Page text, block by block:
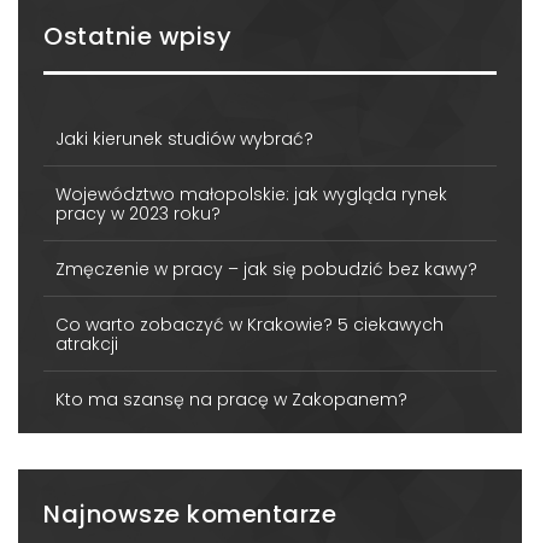
Ostatnie wpisy
Jaki kierunek studiów wybrać?
Województwo małopolskie: jak wygląda rynek
pracy w 2023 roku?
Zmęczenie w pracy – jak się pobudzić bez kawy?
Co warto zobaczyć w Krakowie? 5 ciekawych
atrakcji
Kto ma szansę na pracę w Zakopanem?
Najnowsze komentarze